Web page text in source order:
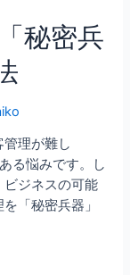
秘密兵
管理が難し
る悩みです。し
ジネスの可能
「秘密兵器」